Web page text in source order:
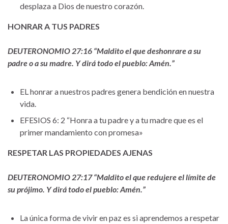
desplaza a Dios de nuestro corazón.
HONRAR A TUS PADRES
DEUTERONOMIO 27:16 “Maldito el que deshonrare a su
padre o a su madre. Y dirá todo el pueblo: Amén.”
EL honrar a nuestros padres genera bendición en nuestra
vida.
EFESIOS 6: 2 “Honra a tu padre y a tu madre que es el
primer mandamiento con promesa»
RESPETAR LAS PROPIEDADES AJENAS
DEUTERONOMIO 27:17 “Maldito el que redujere el límite de
su prójimo. Y dirá todo el pueblo: Amén.”
La única forma de vivir en paz es si aprendemos a respetar